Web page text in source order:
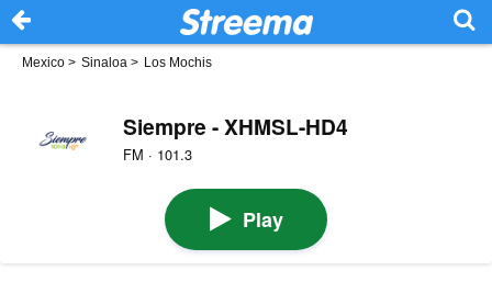
Mexico > Sinaloa > Los Mochis
Siempre - XHMSL-HD4
FM · 101.3
Play